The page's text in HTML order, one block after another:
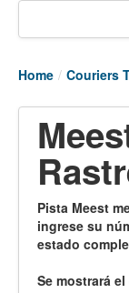
Tracking
Couriers
Air Cargo
Vessel
Home / Couriers
Pista Meest
ingrese su
estado
Se mostrará